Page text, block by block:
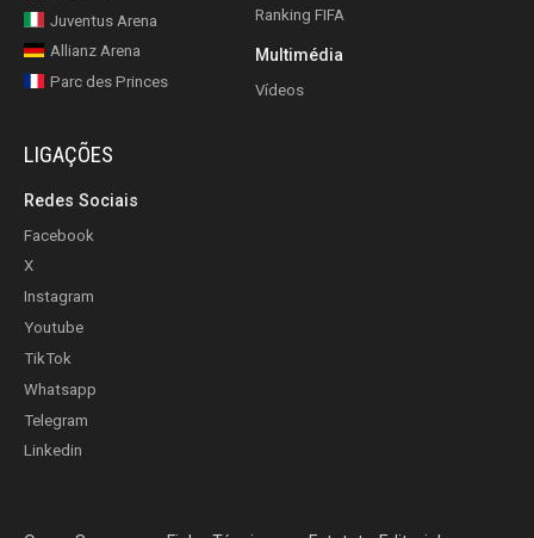
Juventus Arena
Allianz Arena
Parc des Princes
Ranking FIFA
Multimédia
Vídeos
LIGAÇÕES
Redes Sociais
Facebook
X
Instagram
Youtube
TikTok
Whatsapp
Telegram
Linkedin